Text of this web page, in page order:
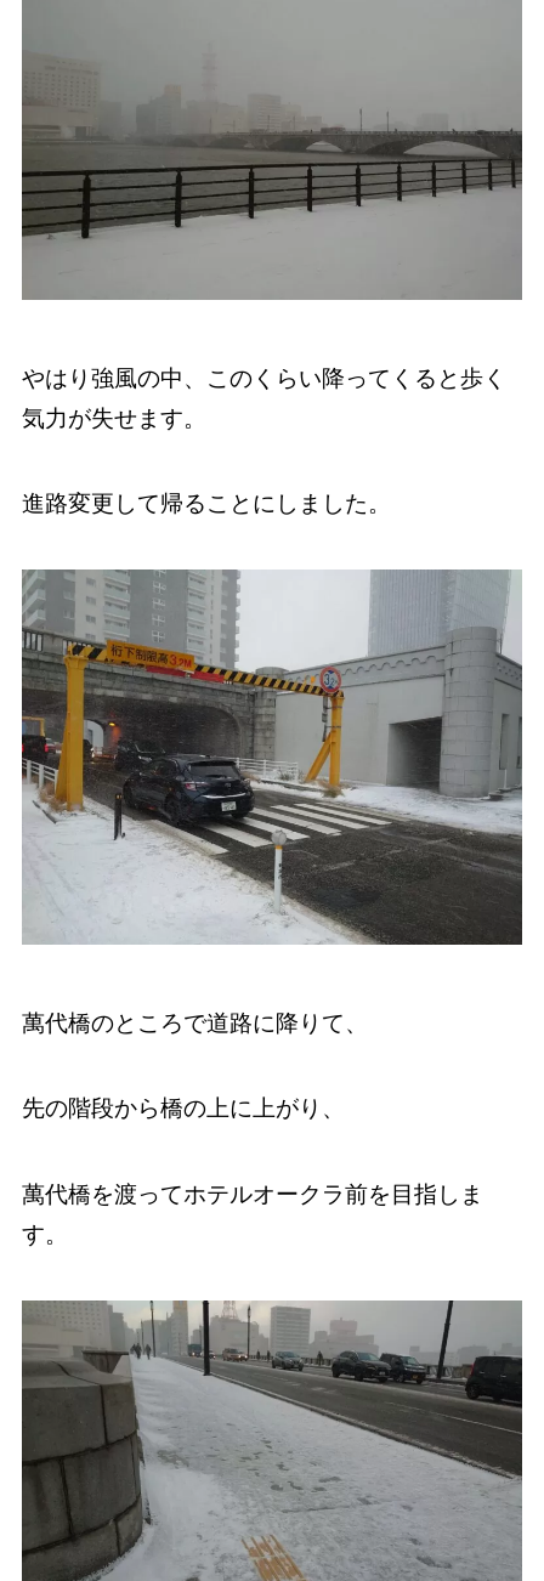
やはり強風の中、このくらい降ってくると歩く
気力が失せます。
進路変更して帰ることにしました。
萬代橋のところで道路に降りて、
先の階段から橋の上に上がり、
萬代橋を渡ってホテルオークラ前を目指しま
す。